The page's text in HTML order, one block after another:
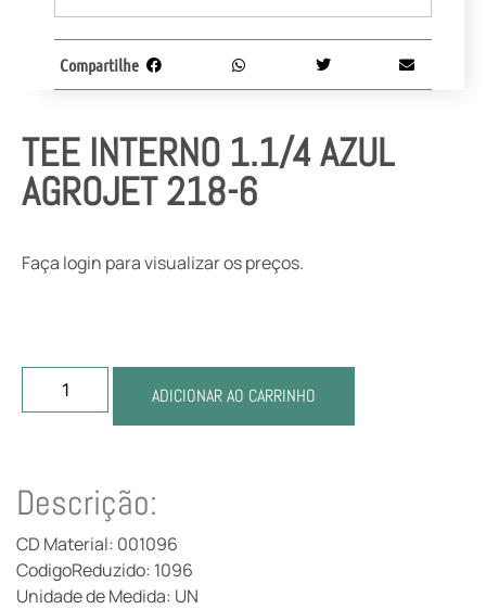
TEE INTERNO 1.1/4 AZUL
AGROJET 218-6
Faça login para visualizar os preços.
ADICIONAR AO CARRINHO
Compartilhe
Descrição:
CD Material: 001096
CodigoReduzido: 1096
Unidade de Medida: UN